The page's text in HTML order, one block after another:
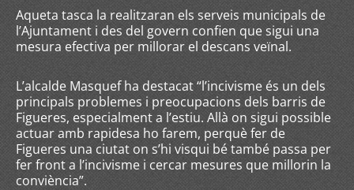
Aqueta tasca la realitzaran els serveis municipals de
l’Ajuntament i des del govern confien que sigui una
mesura efectiva per millorar el descans veïnal.
L’alcalde Masquef ha destacat “l’incivisme és un dels
principals problemes i preocupacions dels barris de
Figueres, especialment a l’estiu. Allà on sigui possible
actuar amb rapidesa ho farem, perquè fer de
Figueres una ciutat on s’hi visqui bé també passa per
fer front a l’incivisme i cercar mesures que millorin la
conviència”.